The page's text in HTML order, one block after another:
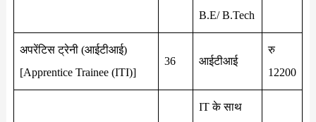
B.E/ B.Tech
अपरेंटिस ट्रेनी (आईटीआई)
[Apprentice Trainee (ITI)]
36 आईटीआई
रु
12200
IT के साथ